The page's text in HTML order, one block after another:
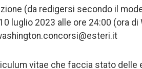
(da redigersi secondo il
luglio 2023 alle ore 24:00 (ora di
vitae che faccia stato delle